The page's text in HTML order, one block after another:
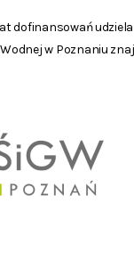
dofinansowań
w Poznaniu